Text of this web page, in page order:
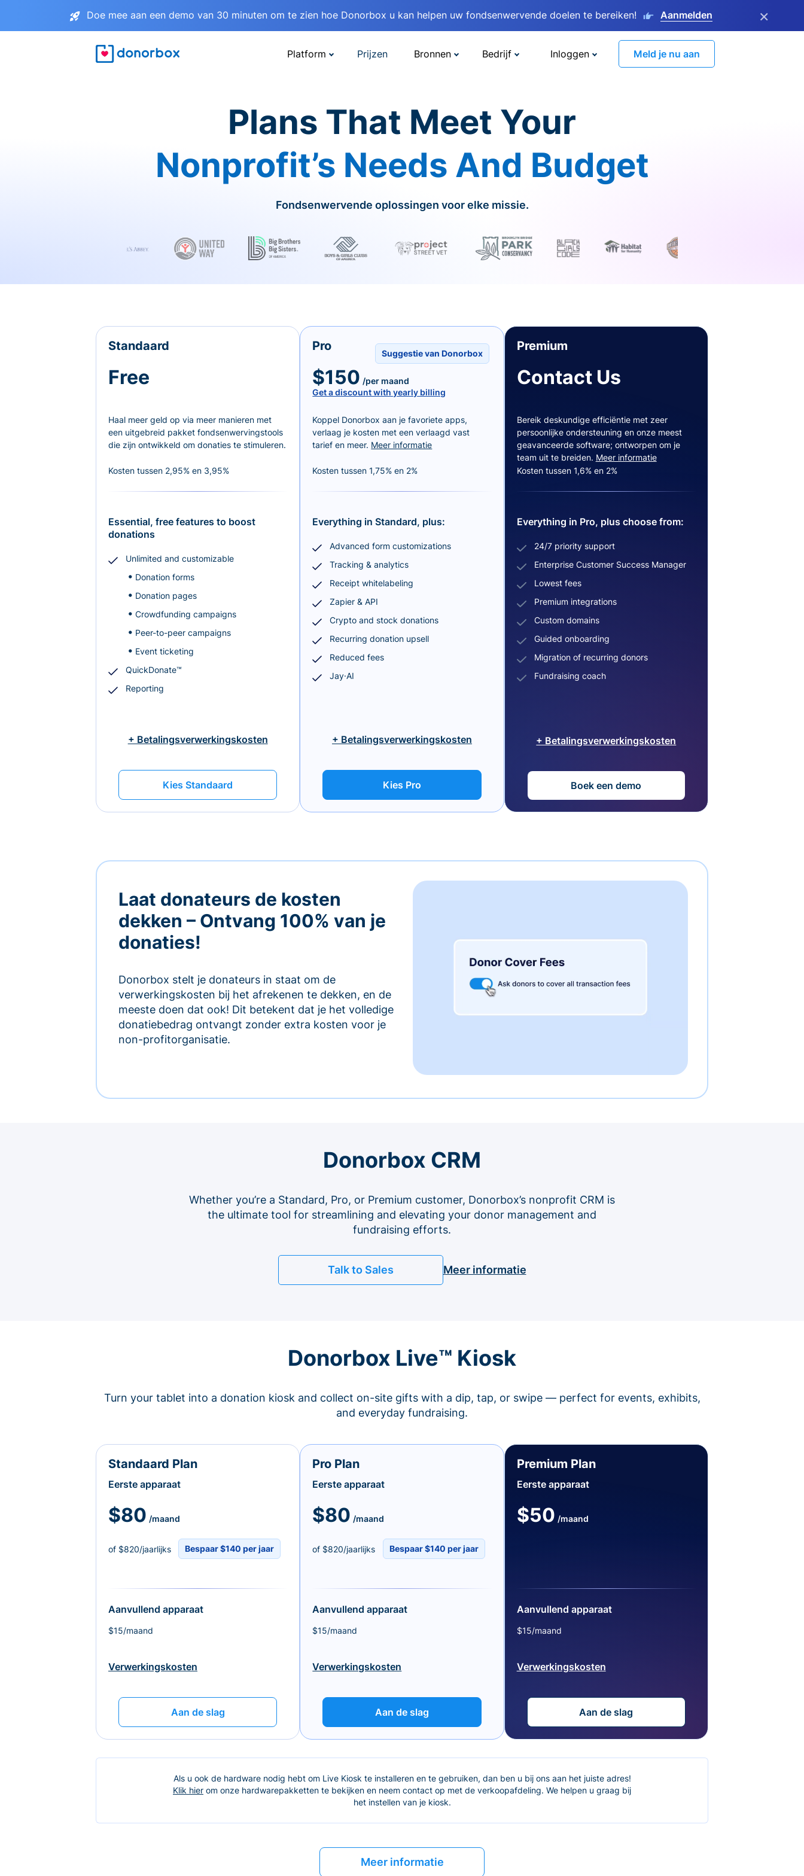
Doe mee aan een demo van 30 minuten om te zien hoe Donorbox u kan helpen uw fondsenwervende doelen te bereiken! Aanmelden ×
Platform Prijzen Bronnen Bedrijf Inloggen Meld je nu aan
Plans That Meet Your
Nonprofit’s Needs And Budget
Fondsenwervende oplossingen voor elke missie.
Standaard
Free
Haal meer geld op via meer manieren met
een uitgebreid pakket fondsenwervingstools
die zijn ontwikkeld om donaties te stimuleren.
Kosten tussen 2,95% en 3,95%
Essential, free features to boost
donations
Unlimited and customizable
Donation forms
Donation pages
Crowdfunding campaigns
Peer-to-peer campaigns
Event ticketing
QuickDonate™
Reporting
+ Betalingsverwerkingskosten
Kies Standaard
Suggestie van Donorbox
Pro
$150 /per maand
Get a discount with yearly billing
Koppel Donorbox aan je favoriete apps,
verlaag je kosten met een verlaagd vast
tarief en meer. Meer informatie
Kosten tussen 1,75% en 2%
Everything in Standard, plus:
Advanced form customizations
Tracking & analytics
Receipt whitelabeling
Zapier & API
Crypto and stock donations
Recurring donation upsell
Reduced fees
Jay·AI
+ Betalingsverwerkingskosten
Kies Pro
Premium
Contact Us
Bereik deskundige efficiëntie met zeer
persoonlijke ondersteuning en onze meest
geavanceerde software; ontworpen om je
team uit te breiden. Meer informatie
Kosten tussen 1,6% en 2%
Everything in Pro, plus choose from:
24/7 priority support
Enterprise Customer Success Manager
Lowest fees
Premium integrations
Custom domains
Guided onboarding
Migration of recurring donors
Fundraising coach
+ Betalingsverwerkingskosten
Boek een demo
Laat donateurs de kosten
dekken – Ontvang 100% van je
donaties!
Donorbox stelt je donateurs in staat om de
verwerkingskosten bij het afrekenen te dekken, en de
meeste doen dat ook! Dit betekent dat je het volledige
donatiebedrag ontvangt zonder extra kosten voor je
non-profitorganisatie.
Donorbox CRM
Whether you’re a Standard, Pro, or Premium customer, Donorbox’s nonprofit CRM is
the ultimate tool for streamlining and elevating your donor management and
fundraising efforts.
Talk to Sales Meer informatie
Donorbox Live™ Kiosk
Turn your tablet into a donation kiosk and collect on-site gifts with a dip, tap, or swipe — perfect for events, exhibits,
and everyday fundraising.
Standaard Plan
Eerste apparaat
$80 /maand
of $820/jaarlijks Bespaar $140 per jaar
Aanvullend apparaat
$15/maand
Verwerkingskosten
Aan de slag
Pro Plan
Eerste apparaat
$80 /maand
of $820/jaarlijks Bespaar $140 per jaar
Aanvullend apparaat
$15/maand
Verwerkingskosten
Aan de slag
Premium Plan
Eerste apparaat
$50 /maand
Aanvullend apparaat
$15/maand
Verwerkingskosten
Aan de slag
Als u ook de hardware nodig hebt om Live Kiosk te installeren en te gebruiken, dan ben u bij ons aan het juiste adres!
Klik hier om onze hardwarepakketten te bekijken en neem contact op met de verkoopafdeling. We helpen u graag bij
het instellen van je kiosk.
Meer informatie